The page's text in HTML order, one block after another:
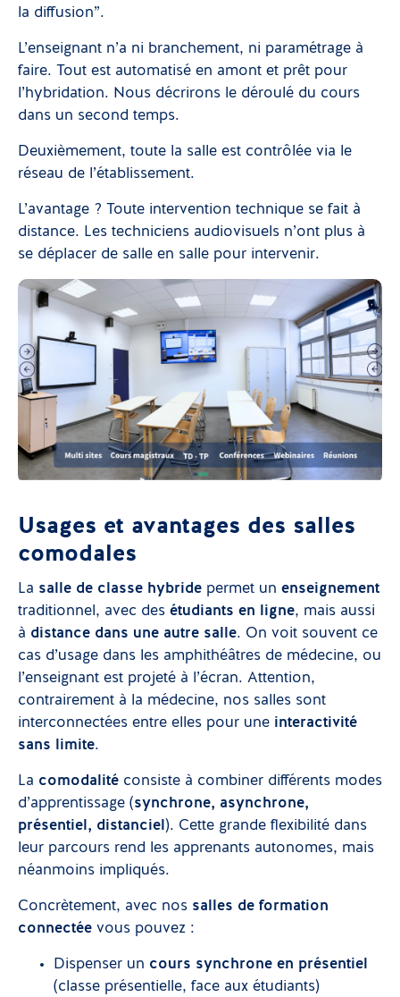
la diffusion”.
L’enseignant n’a ni branchement, ni paramétrage à
faire. Tout est automatisé en amont et prêt pour
l’hybridation. Nous décrirons le déroulé du cours
dans un second temps.
Deuxièmement, toute la salle est contrôlée via le
réseau de l’établissement.
L’avantage ? Toute intervention technique se fait à
distance. Les techniciens audiovisuels n’ont plus à
se déplacer de salle en salle pour intervenir.
Usages et avantages des salles
comodales
La salle de classe hybride permet un enseignement
traditionnel, avec des étudiants en ligne, mais aussi
à distance dans une autre salle. On voit souvent ce
cas d’usage dans les amphithéâtres de médecine, ou
l’enseignant est projeté à l’écran. Attention,
contrairement à la médecine, nos salles sont
interconnectées entre elles pour une interactivité
sans limite.
La comodalité consiste à combiner différents modes
d’apprentissage (synchrone, asynchrone,
présentiel, distanciel ). Cette grande flexibilité dans
leur parcours rend les apprenants autonomes, mais
néanmoins impliqués.
Concrètement, avec nos salles de formation
connectée vous pouvez :
Dispenser un cours synchrone en présentiel
(classe présentielle, face aux étudiants)